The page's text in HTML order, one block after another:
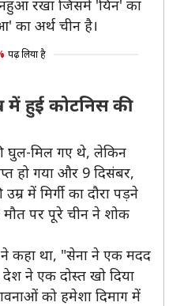
रखा जिसमें 'यिन' का
का अर्थ चीन है।
पढ़ लिया है
में हुई कोटनिस की
घुल-मिल गए थे, लेकिन
हो गया और 9 दिसंबर,
में मिर्गी का दौरा पड़ने
पर पूरे चीन ने शोक
कहा था, "सेना ने एक मदद
ने एक दोस्त खो दिया
को हमेशा दिमाग में